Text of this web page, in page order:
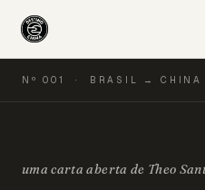
Nº 001 · BRASIL → CHINA
uma carta aberta de Theo